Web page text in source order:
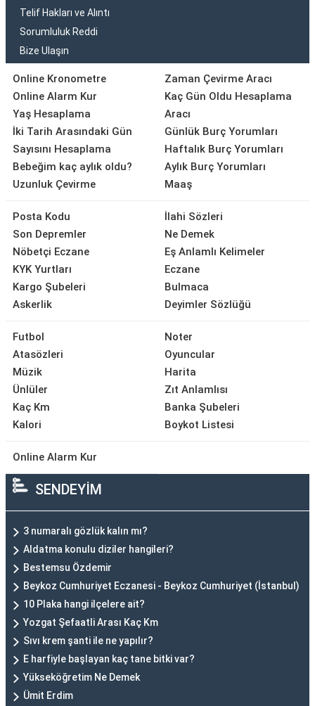
Telif Hakları ve Alıntı
Sorumluluk Reddi
Bize Ulaşın
Online Kronometre
Online Alarm Kur
Yaş Hesaplama
İki Tarih Arasındaki Gün
Sayısını Hesaplama
Bebeğim kaç aylık oldu?
Uzunluk Çevirme
Zaman Çevirme Aracı
Kaç Gün Oldu Hesaplama
Aracı
Günlük Burç Yorumları
Haftalık Burç Yorumları
Aylık Burç Yorumları
Maaş
Posta Kodu
Son Depremler
Nöbetçi Eczane
KYK Yurtları
Kargo Şubeleri
Askerlik
İlahi Sözleri
Ne Demek
Eş Anlamlı Kelimeler
Eczane
Bulmaca
Deyimler Sözlüğü
Futbol
Atasözleri
Müzik
Ünlüler
Kaç Km
Kalori
Noter
Oyuncular
Harita
Zıt Anlamlısı
Banka Şubeleri
Boykot Listesi
Online Alarm Kur
SENDEYİM
3 numaralı gözlük kalın mı?
Aldatma konulu diziler hangileri?
Bestemsu Özdemir
Beykoz Cumhuriyet Eczanesi - Beykoz Cumhuriyet (İstanbul)
10 Plaka hangi ilçelere ait?
Yozgat Şefaatli Arası Kaç Km
Sıvı krem şanti ile ne yapılır?
E harfiyle başlayan kaç tane bitki var?
Yükseköğretim Ne Demek
Ümit Erdim